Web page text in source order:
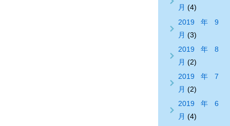
月 (4)
2019年9
月 (3)
2019年8
月 (2)
2019年7
月 (2)
2019年6
月 (4)